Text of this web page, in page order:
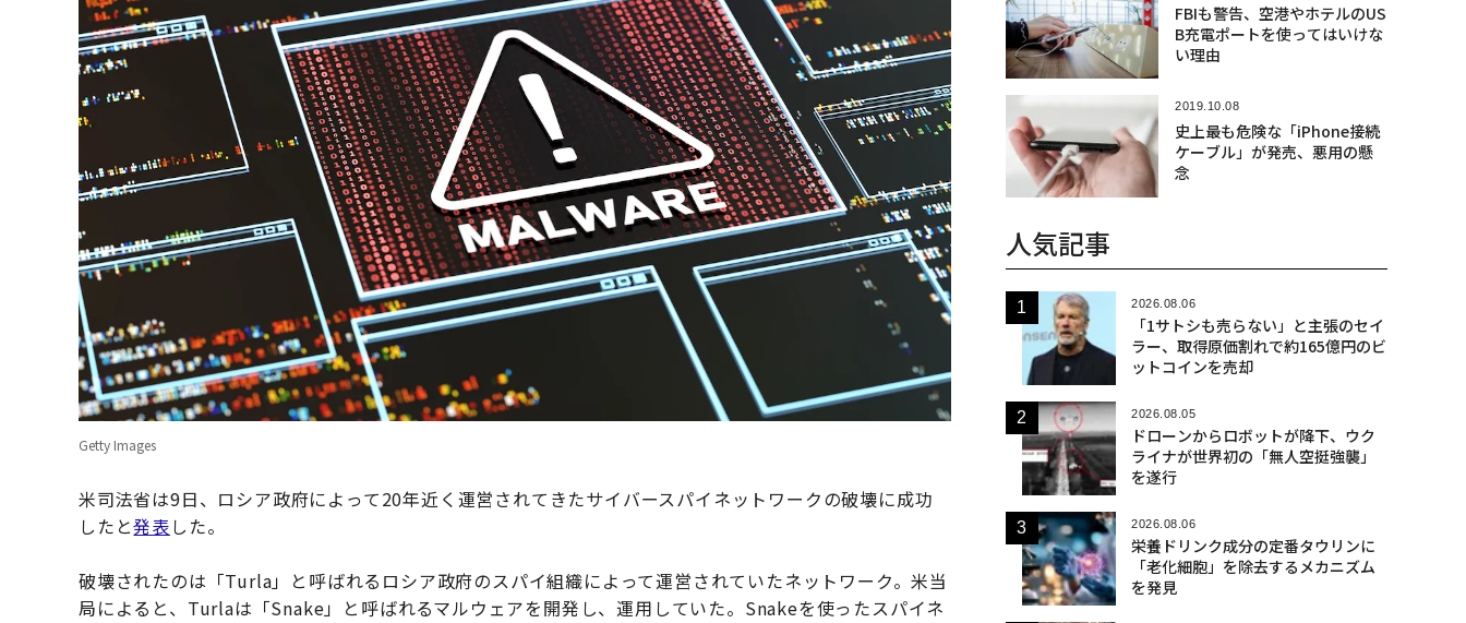
Getty Images
米司法省は9日、ロシア政府によって20年近く運営されてきたサイバースパイネットワークの破壊に成功
したと発表した。
破壊されたのは「Turla」と呼ばれるロシア政府のスパイ組織によって運営されていたネットワーク。米当
局によると、Turlaは「Snake」と呼ばれるマルウェアを開発し、運用していた。Snakeを使ったスパイネ
FBIも警告、空港やホテルのUS
B充電ポートを使ってはいけな
い理由
2019.10.08
史上最も危険な「iPhone接続
ケーブル」が発売、悪用の懸
念
人気記事
2026.08.06
「1サトシも売らない」と主張のセイ
ラー、取得原価割れで約165億円のビ
ットコインを売却
2026.08.05
ドローンからロボットが降下、ウク
ライナが世界初の「無人空挺強襲」
を遂行
2026.08.06
栄養ドリンク成分の定番タウリンに
「老化細胞」を除去するメカニズム
を発見